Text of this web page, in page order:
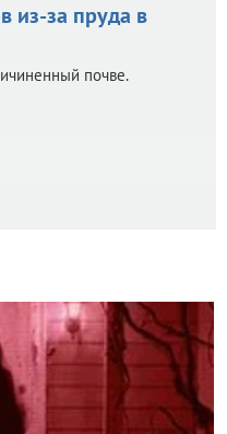
из-за пруда в
почве.